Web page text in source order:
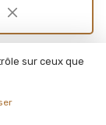
sur ceux que